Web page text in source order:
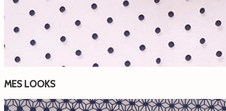
MES LOOKS